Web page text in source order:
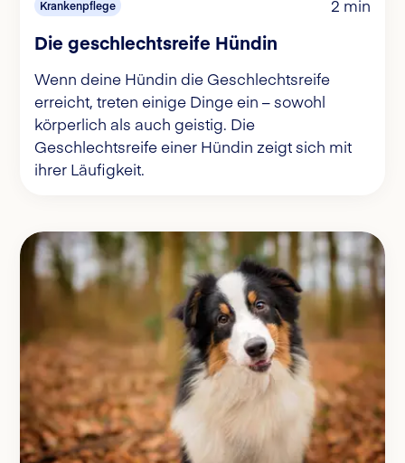
Krankenpflege 2 min
Die geschlechtsreife Hündin
Wenn deine Hündin die Geschlechtsreife
erreicht, treten einige Dinge ein – sowohl
körperlich als auch geistig. Die
Geschlechtsreife einer Hündin zeigt sich mit
ihrer Läufigkeit.